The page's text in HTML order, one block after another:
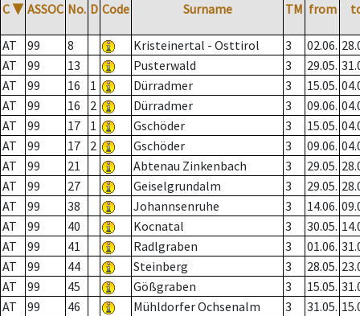
C ▼ ASSOC No. D Code Surname TM from
AT 99 8 Kristeinertal - Osttirol 3 02.06.
AT
99 13 Pusterwald 3 29.05.
AT
99 16 1 Dürradmer 3 15.05.
AT
99 16 2 Dürradmer 3 09.06.
AT
99 17 1 Gschöder 3 15.05.
AT
99 17 2 Gschöder 3 09.06.
AT
99 21 Abtenau Zinkenbach 3 29.05.
AT
99 27 Geiselgrundalm 3 29.05.
AT
99 38 Johannsenruhe 3 14.06.
AT
99 40 Kocnatal 3 30.05.
AT
99 41 Radlgraben 3 01.06.
AT
99 44 Steinberg 3 28.05.
AT
99 45 Gößgraben 3 15.05.
AT
99 46 Mühldorfer Ochsenalm 3 31.05.